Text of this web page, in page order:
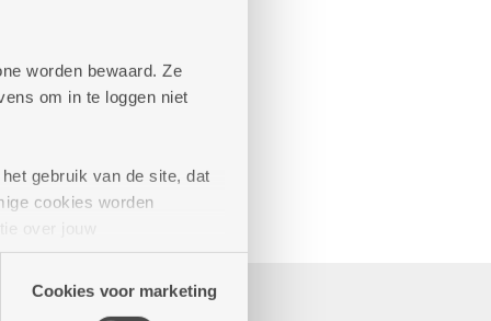
worden bewaard. Ze
om in te loggen niet
gebruik van de site, dat
cookies worden
kunnen deze gegevens
Cookies voor marketing